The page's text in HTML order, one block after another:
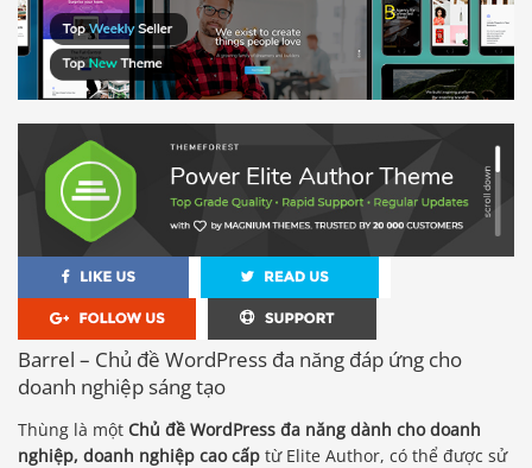
Barrel – Chủ đề WordPress đa năng đáp ứng cho
doanh nghiệp sáng tạo
Thùng là một Chủ đề WordPress đa năng dành cho doanh
nghiệp, doanh nghiệp cao cấp từ Elite Author, có thể được sử